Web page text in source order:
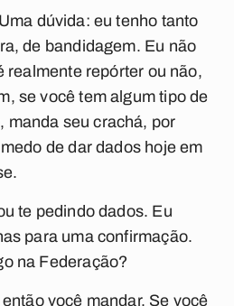
dúvida: eu tenho tanto
de bandidagem. Eu não
realmente repórter ou não,
se você tem algum tipo de
manda seu crachá, por
de dar dados hoje em
te pedindo dados. Eu
para uma confirmação.
na Federação?
você mandar. Se você